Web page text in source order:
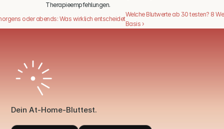
Therapieempfehlungen.
oder abends: Was wirklich entscheidet
Welche Blutwerte ab 30 testen? 8
Basis ›
Dein At-Home-Bluttest.